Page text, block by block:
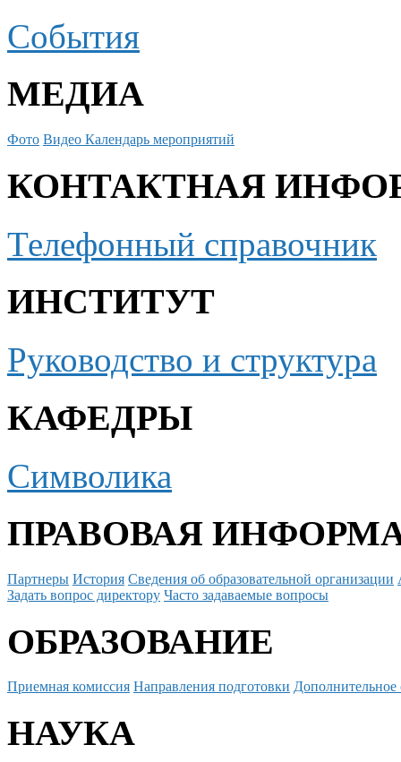
События
МЕДИА
Фото Видео Календарь мероприятий
КОНТАКТНАЯ
Телефонный справочник
ИНСТИТУТ
Руководство и структура
КАФЕДРЫ
Символика
ПРАВОВАЯ
Партнеры История Сведения об образовательной организации
Задать вопрос директору Часто задаваемые вопросы
ОБРАЗОВАНИЕ
Приемная комиссия Направления подготовки Дополнительное
НАУКА